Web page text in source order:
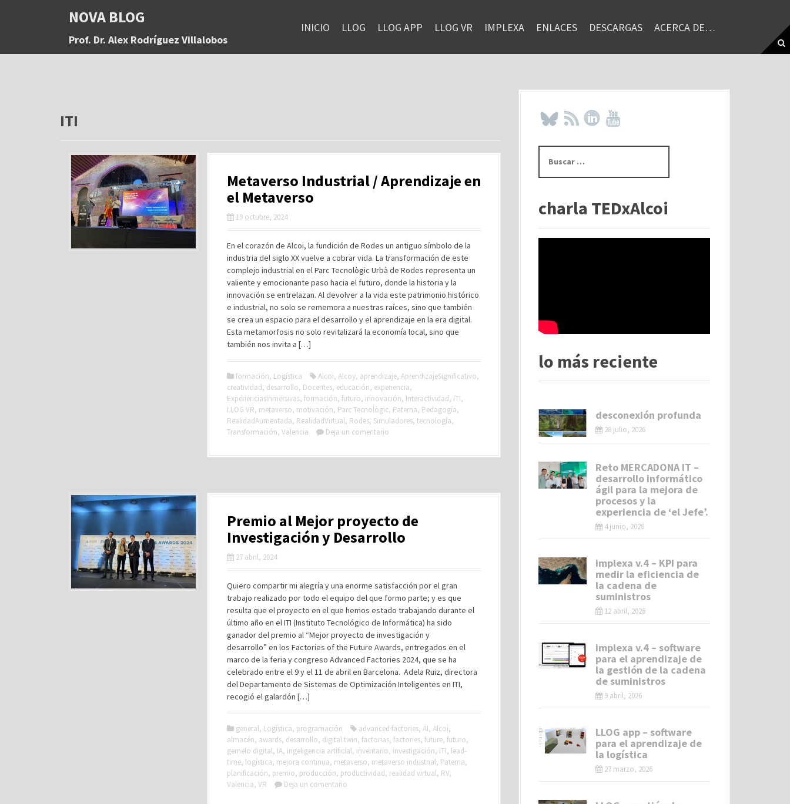
a
NOVA BLOG
Prof. Dr. Alex Rodríguez Villalobos
INICIO LLOG LLOG APP LLOG VR IMPLEXA ENLACES DESCARGAS ACERCA DE…
ITI
Metaverso Industrial / Aprendizaje en
el Metaverso
19 octubre, 2024
En el corazón de Alcoi, la fundición de Rodes un antiguo símbolo de la
industria del siglo XX vuelve a cobrar vida. La transformación de este
complejo industrial en el Parc Tecnològic Urbà de Rodes representa un
valiente y emocionante paso hacia el futuro, donde la historia y la
innovación se entrelazan. Al devolver a la vida este patrimonio histórico
e industrial, no solo se rememora a nuestras raíces, sino que también
se crea un espacio para el desarrollo y el aprendizaje en la era digital.
Esta metamorfosis no solo revitalizará la economía local, sino que
también nos invita a […]
formación, Logística Alcoi, Alcoy, aprendizaje, AprendizajeSignificativo,
creatividad, desarrollo, Docentes, educación, experiencia,
ExperienciasInmersivas, formación, futuro, innovación, Interactividad, ITI,
LLOG VR, metaverso, motivación, Parc Tecnològic, Paterna, Pedagogía,
RealidadAumentada, RealidadVirtual, Rodes, Simuladores, tecnología,
Transformación, Valencia Deja un comentario
Premio al Mejor proyecto de
Investigación y Desarrollo
27 abril, 2024
Quiero compartir mi alegría y una enorme satisfacción por el gran
trabajo realizado por todo el equipo del que formo parte; y es que
resulta que el proyecto en el que hemos estado trabajando durante el
último año en el ITI (Instituto Tecnológico de Informática) ha sido
ganador del premio al “Mejor proyecto de investigación y
desarrollo” en los Factories of the Future Awards, entregados en el
marco de la feria y congreso Advanced Factories 2024, que se ha
celebrado entre el 9 y el 11 de abril en Barcelona. Adela Ruiz, directora
del Departamento de Sistemas de Optimización Inteligentes en ITI,
recogió el galardón […]
general, Logística, programación advanced factories, AI, Alcoi,
almacén, awards, desarrollo, digital twin, factorias, factories, future, futuro,
gemelo digital, IA, ingeligencia artificial, inventario, investigación, ITI, lead-
time, logística, mejora continua, metaverso, metaverso industrial, Paterna,
planificación, premio, producción, productividad, realidad virtual, RV,
Valencia, VR Deja un comentario
s
rcharla TEDxAlcoi
lo más reciente
desconexión profunda
28 julio, 2026
Reto MERCADONA IT –
desarrollo informático
ágil para la mejora de
procesos y la
experiencia de ‘el Jefe’.
4 junio, 2026
implexa v.4 – KPI para
medir la eficiencia de
la cadena de
suministros
12 abril, 2026
implexa v.4 – software
para el aprendizaje de
la gestión de la cadena
de suministros
9 abril, 2026
LLOG app – software
para el aprendizaje de
la logística
27 marzo, 2026